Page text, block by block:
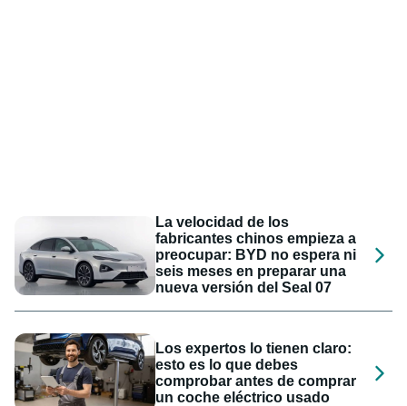
La velocidad de los
fabricantes chinos empieza a
preocupar: BYD no espera ni
seis meses en preparar una
nueva versión del Seal 07
Los expertos lo tienen claro:
esto es lo que debes
comprobar antes de comprar
un coche eléctrico usado